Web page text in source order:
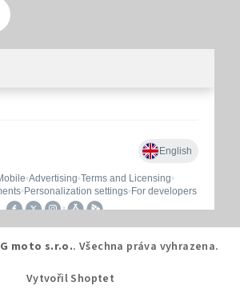
moto s.r.o.. Všechna práva vyhrazena.
Vytvořil Shoptet